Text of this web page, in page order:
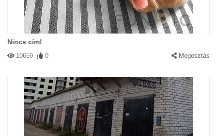
Nincs cím!
10659 0 Megosztás